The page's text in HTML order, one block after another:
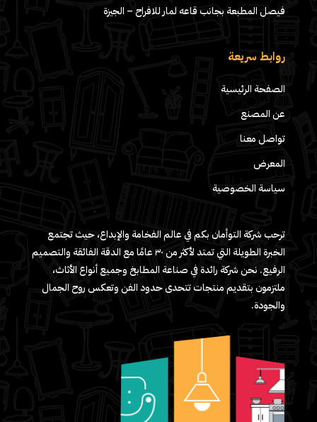
فيصل المطبعة بجانب قاعه لمار للافراح – الجيزة
روابط سريعة
الصفحة الرئيسية
عن المصنع
تواصل معنا
المعرض
سياسة الخصوصية
ترحب شركة التوأمان بكم في عالم الفخامة والإبداع، حيث تجتمع
الخبرة الطويلة التي تمتد لأكثر من ٣٠ عامًا مع الدقة الفائقة والتصميم
الرفيع. نحن شركة رائدة في صناعة المطابخ وجميع أنواع الأثاث،
ملتزمون بتقديم منتجات تتحدى حدود الفن وتعكس روح الجمال
والجودة.